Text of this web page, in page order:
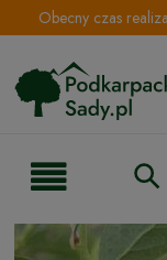
Obecny czas